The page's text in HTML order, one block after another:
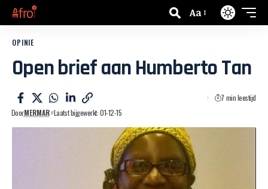
Aa
OPINIE
Open brief aan Humberto Tan
DoorMERMAR Laatst bijgewerkt: 01-12-15
7 min leestijd